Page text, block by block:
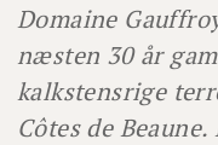
Domaine
næsten 30 år
kalkstensrige
Côtes de